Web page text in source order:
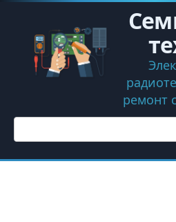
Перейти
контенту
ремонт
Поиск: